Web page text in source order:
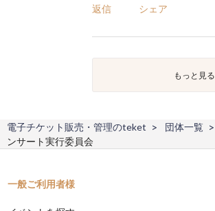
返信 シェア
もっと見る
電子チケット販売・管理のteket 団体一覧
ンサート実行委員会
一般ご利用者様